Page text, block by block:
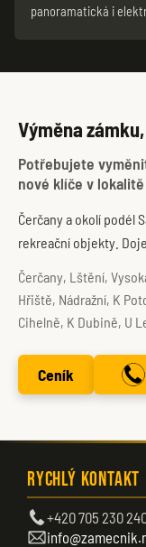
panoramatická i
Výměna
Potřebujete
nové klíče v
Čerčany a okolí podél
rekreační objekty.
Čerčany, Lštění,
Hřiště, Nádražní, K
Cihelně, K Dubině, U
Ceník
Rychlý kontakt
+420 705 230